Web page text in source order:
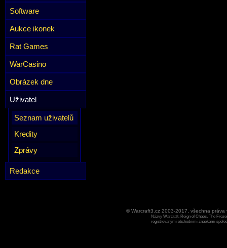
Software
Aukce ikonek
Rat Games
WarCasino
Obrázek dne
Uživatel
Seznam uživatelů
Kredity
Zprávy
Redakce
© Warcraft3.cz 2003-2017, všechna
Názvy Warcraft, Reign of Chaos, The
registrovanými obchodními znaekami